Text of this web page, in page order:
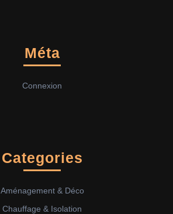
Méta
Connexion
Categories
Aménagement & Déco
Chauffage & Isolation